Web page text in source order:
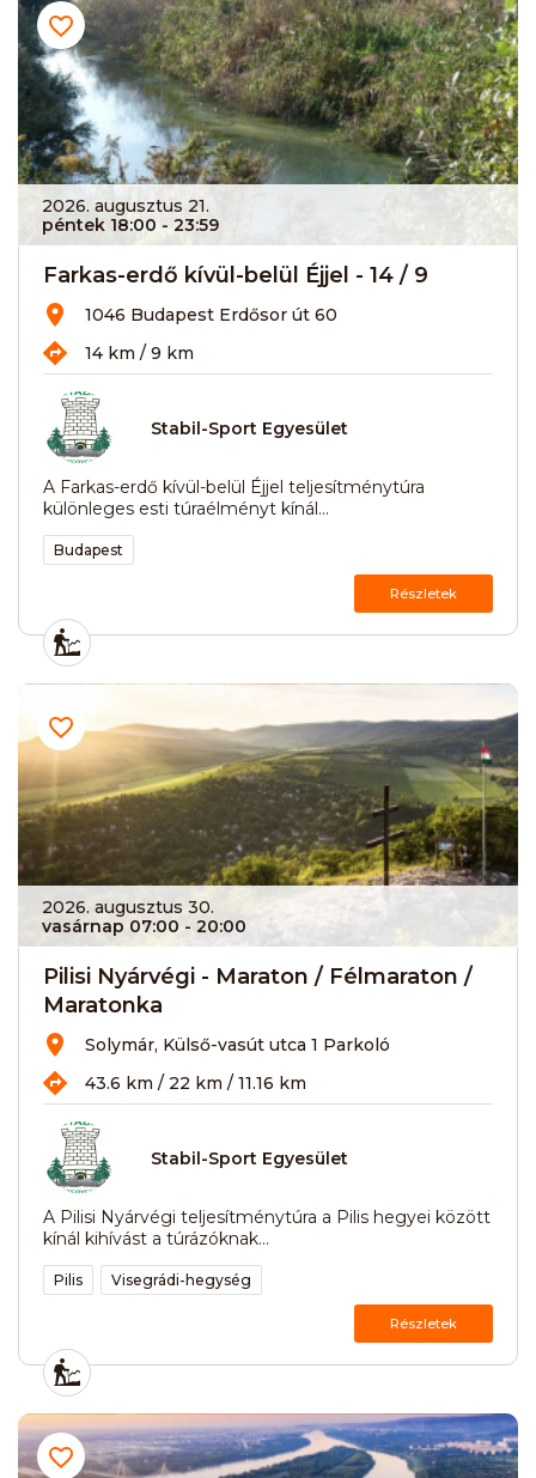
2026. augusztus 21.
péntek 18:00 - 23:59
Farkas-erdő kívül-belül Éjjel - 14 / 9
1046 Budapest Erdősor út 60
14 km / 9 km
Stabil-Sport Egyesület
A Farkas-erdő kívül-belül Éjjel teljesítménytúra
különleges esti túraélményt kínál...
Budapest
Részletek
2026. augusztus 30.
vasárnap 07:00 - 20:00
Pilisi Nyárvégi - Maraton / Félmaraton /
Maratonka
Solymár, Külső-vasút utca 1 Parkoló
43.6 km / 22 km / 11.16 km
Stabil-Sport Egyesület
A Pilisi Nyárvégi teljesítménytúra a Pilis hegyei között
kínál kihívást a túrázóknak...
Pilis Visegrádi-hegység
Részletek